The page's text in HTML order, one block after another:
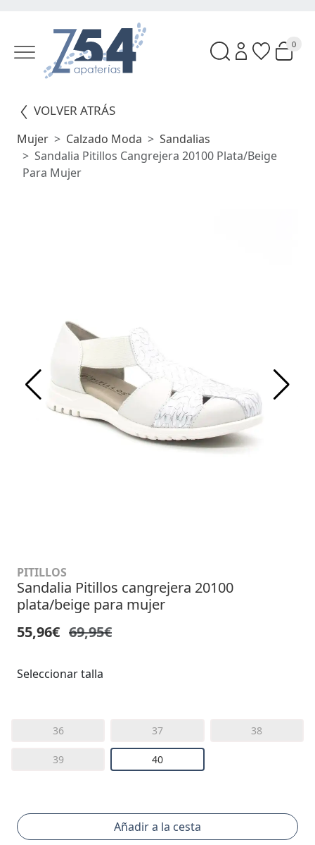
0
VOLVER ATRÁS
Mujer Calzado Moda
Sandalias
Sandalia Pitillos Cangrejera 20100 Plata/beige
Para Mujer
PITILLOS
Sandalia Pitillos cangrejera 20100
plata/beige para mujer
55,96€ 69,95€
Seleccionar talla
36 37 38
39 40